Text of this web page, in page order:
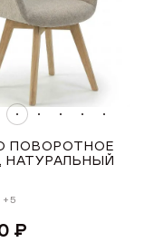
ПОВОРОТНОЕ
НАТУРАЛЬНЫЙ
+5
₽